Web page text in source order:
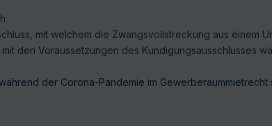
mit welchem die Zwangsvollstreckung aus einem
den Voraussetzungen des Kündigungsausschlusses
der Corona-Pandemie im Gewerberaummietrecht